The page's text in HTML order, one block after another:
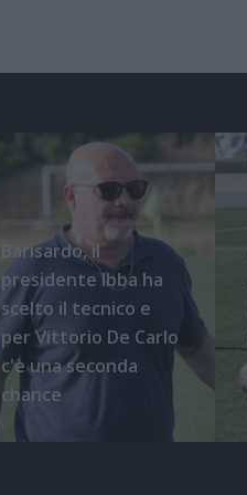
Barisardo, il
presidente Ibba ha
scelto il tecnico e
per Vittorio De Carlo
c'è una seconda
chance